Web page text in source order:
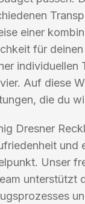
einer
für
individuellen
Auf diese
die du
Dresner
und
Unser
unterstützt